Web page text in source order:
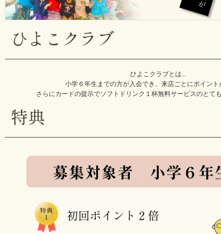
ひよこクラブとは...
小学６年生までの方が入会でき、来店ごとにポイント
さらにカードの提示でソフトドリンク１杯無料サービスのとて